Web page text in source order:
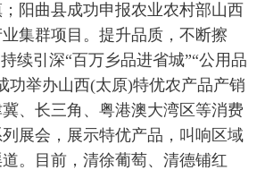
阳曲县成功申报农业农村部山西
集群项目。提升品质，不断擦
续引深“百万乡品进省城”“公用品
功举办山西(太原)特优农产品产销
、长三角、粤港澳大湾区等消费
展会，展示特优产品，叫响区域
。目前，清徐葡萄、清德铺红